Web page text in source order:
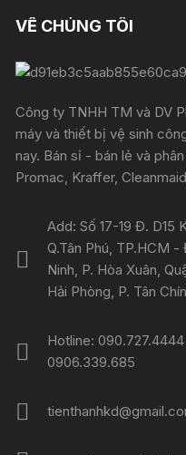
VỀ CHÚNG TÔI
Công ty TNHH TM và DV
máy và thiết bị vệ sinh
nay. Bán sỉ - bán lẻ và
Promac, Kraffer,
Add: Số 17-19 Đ. D15
Q.Tân Phú, TP.HCM
Ninh, P. Hòa Xuân,
Hải Phòng, P. Tân
Hotline:
0906.339.685